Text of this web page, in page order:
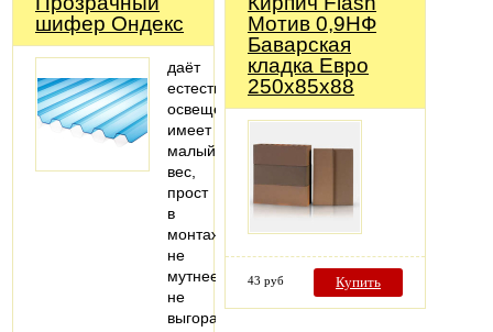
шифер Ондекс
даёт
естественное
освещение
имеет
малый
вес,
прост
в
монтаже
не
мутнеет,
не
выгорает,
Мотив 0,9НФ
Баварская
кладка Евро
250х85х88
43 руб Купить